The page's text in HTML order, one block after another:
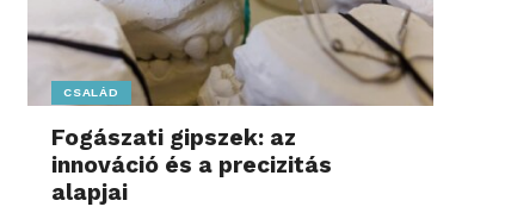
CSALÁD
Fogászati gipszek: az
innováció és a precizitás
alapjai